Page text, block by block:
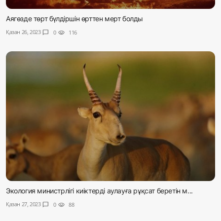
Аягөзде төрт бүлдіршін өрттен мерт болды
Қазан 26, 2023 chat_bubble 0 visibility 116
Экология министрлігі киіктерді аулауға рұқсат беретін м...
Қазан 27, 2023 chat_bubble 0 visibility 88